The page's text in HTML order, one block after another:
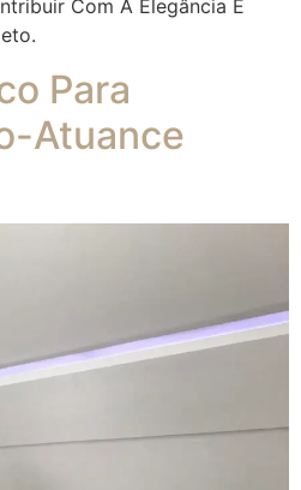
Com A Elegância E
Para
Atuance